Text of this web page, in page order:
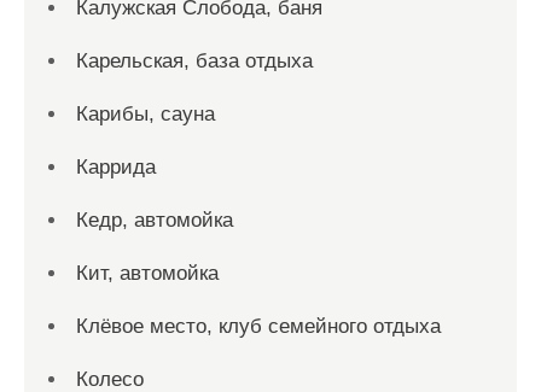
Калужская Слобода, баня
Карельская, база отдыха
Карибы, сауна
Каррида
Кедр, автомойка
Кит, автомойка
Клёвое место, клуб семейного отдыха
Колесо